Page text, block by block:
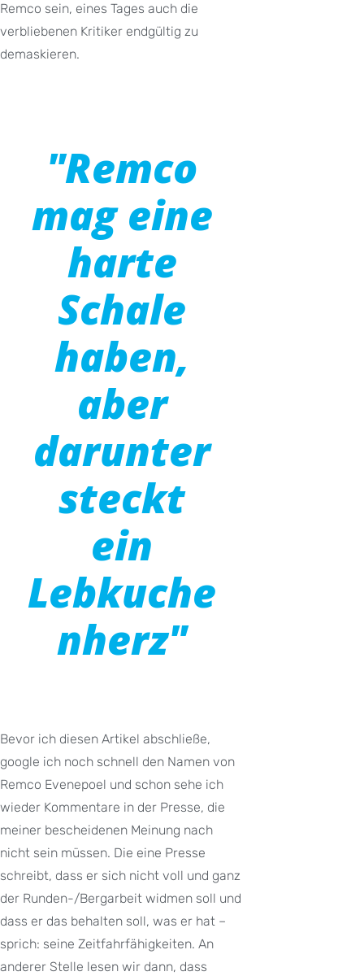
Remco sein, eines Tages auch die
verbliebenen Kritiker endgültig zu
demaskieren.
"Remco
mag eine
harte
Schale
haben,
aber
darunter
steckt
ein
Lebkuche
nherz"
Bevor ich diesen Artikel abschließe,
google ich noch schnell den Namen von
Remco Evenepoel und schon sehe ich
wieder Kommentare in der Presse, die
meiner bescheidenen Meinung nach
nicht sein müssen. Die eine Presse
schreibt, dass er sich nicht voll und ganz
der Runden-/Bergarbeit widmen soll und
dass er das behalten soll, was er hat –
sprich: seine Zeitfahrfähigkeiten. An
anderer Stelle lesen wir dann, dass